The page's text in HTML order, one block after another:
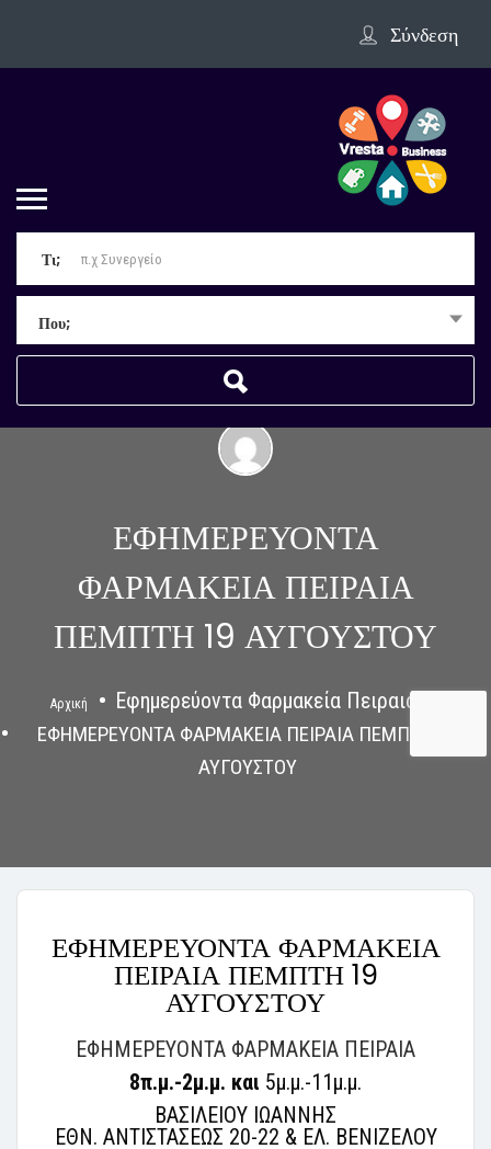
Σύνδεση
Τι;
Που;
ΕΦΗΜΕΡΕΥΟΝΤΑ
ΦΑΡΜΑΚΕΙΑ ΠΕΙΡΑΙΑ
ΠΕΜΠΤΗ 19 ΑΥΓΟΥΣΤΟΥ
Αρχική Εφημερεύοντα Φαρμακεία Πειραιάς
ΕΦΗΜΕΡΕΥΟΝΤΑ ΦΑΡΜΑΚΕΙΑ ΠΕΙΡΑΙΑ ΠΕΜΠΤΗ 19
ΑΥΓΟΥΣΤΟΥ
ΕΦΗΜΕΡΕΥΟΝΤΑ ΦΑΡΜΑΚΕΙΑ
ΠΕΙΡΑΙΑ ΠΕΜΠΤΗ 19
ΑΥΓΟΥΣΤΟΥ
ΕΦΗΜΕΡΕΥΟΝΤΑ ΦΑΡΜΑΚΕΙΑ ΠΕΙΡΑΙΑ
8π.μ.-2μ.μ. και 5μ.μ.-11μ.μ.
ΒΑΣΙΛΕΙΟΥ ΙΩΑΝΝΗΣ
ΕΘΝ. ΑΝΤΙΣΤΑΣΕΩΣ 20-22 & ΕΛ. ΒΕΝΙΖΕΛΟΥ